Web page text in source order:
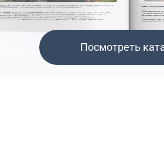
Посмотреть